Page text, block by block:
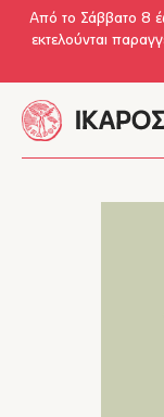
Skip to main content
Από το Σάββατο 8
εκτελούνται